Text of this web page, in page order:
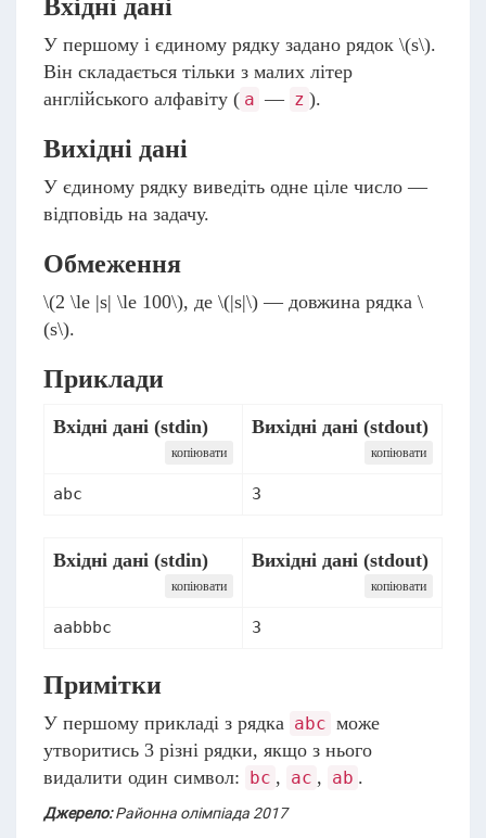
Вхідні дані
У першому і єдиному рядку задано рядок \(s\).
Він складається тільки з малих літер
англійського алфавіту ( a — z ).
Вихідні дані
У єдиному рядку виведіть одне ціле число —
відповідь на задачу.
Обмеження
\(2 \le |s| \le 100\), де \(|s|\) — довжина рядка \
(s\).
Приклади
Вхідні дані (stdin)
копіювати
Вихідні дані (stdout)
копіювати
abc 3
Вхідні дані (stdin)
копіювати
Вихідні дані (stdout)
копіювати
aabbbc 3
Примітки
У першому прикладі з рядка abc може
утворитись 3 різні рядки, якщо з нього
видалити один символ: bc , ac , ab .
Джерело:Районна олімпіада 2017